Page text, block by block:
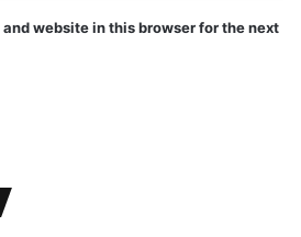
website in this browser for the next